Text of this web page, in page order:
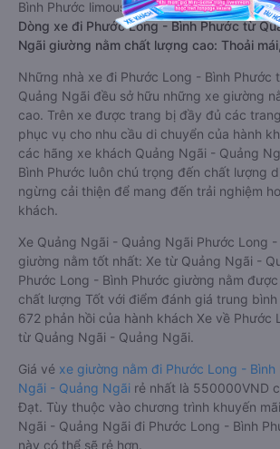
Bình Phước limousine này có thể sẽ rẻ hơn
Dòng xe đi Phước Long - Bình Phước từ
Ngãi giường nằm chất lượng cao: Thoải
Những nhà xe đi Phước Long - Bình Phước
Quảng Ngãi đều sở hữu những xe giường
cao. Trên xe được trang bị đầy đủ các
phục vụ cho nhu cầu di chuyển của hành
các hãng xe khách Quảng Ngãi - Quảng
Bình Phước luôn chú trọng đến chất lượng
ngừng cải thiện để mang đến trải nghiệm
khách.
Xe Quảng Ngãi - Quảng Ngãi Phước Long -
giường nằm tốt nhất: Xe từ Quảng Ngãi -
Phước Long - Bình Phước giường nằm
chất lượng Tốt với điểm đánh giá trung
672 phản hồi của hành khách Xe về Phước
từ Quảng Ngãi - Quảng Ngãi.
Giá vé xe giường nằm đi Phước Long -
Ngãi - Quảng Ngãi rẻ nhất là 550000VND
Đạt. Tùy thuộc vào chương trình khuyến
Ngãi - Quảng Ngãi đi Phước Long - Bình
này có thể sẽ rẻ hơn.